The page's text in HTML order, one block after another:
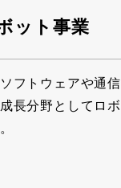
ット事業
フトウェアや通
長分野としてロ